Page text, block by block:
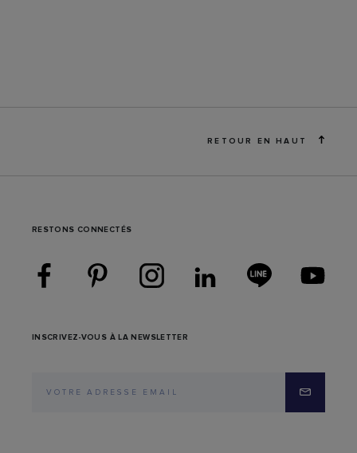
RETOUR EN HAUT
RESTONS CONNECTÉS
INSCRIVEZ-VOUS À LA NEWSLETTER